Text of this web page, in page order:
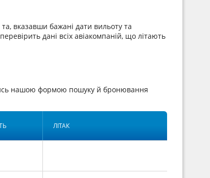
вказавши бажані дати вильоту та
дані всіх авіакомпаній, що літають
нашою формою пошуку й бронювання
ЛІТАК